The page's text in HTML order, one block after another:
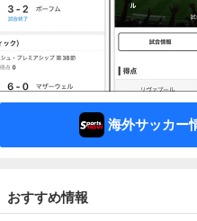
海外サッカー
おすすめ情報